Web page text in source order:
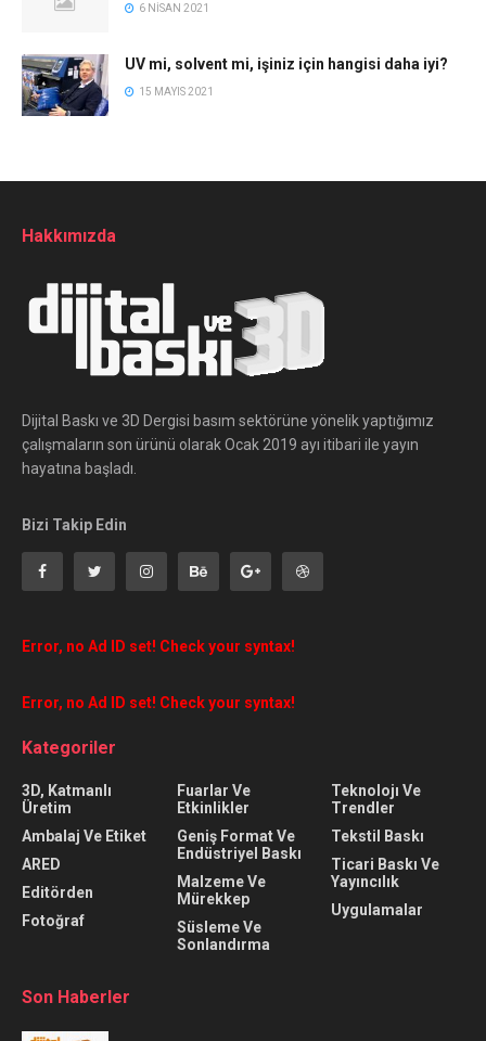
6 NISAN 2021
UV mi, solvent mi, işiniz için hangisi daha iyi?
15 MAYIS 2021
Hakkımızda
Dijital Baskı ve 3D Dergisi basım sektörüne yönelik yaptığımız
çalışmaların son ürünü olarak Ocak 2019 ayı itibari ile yayın
hayatına başladı.
Bizi Takip Edin
Error, no Ad ID set! Check your syntax!
Error, no Ad ID set! Check your syntax!
Kategoriler
3D, Katmanlı
Üretim
Ambalaj Ve Etiket
ARED
Editörden
Fotoğraf
Fuarlar Ve
Etkinlikler
Geniş Format Ve
Endüstriyel Baskı
Malzeme Ve
Mürekkep
Süsleme Ve
Sonlandırma
Teknolojı Ve
Trendler
Tekstil Baskı
Ticari Baskı Ve
Yayıncılık
Uygulamalar
Son Haberler